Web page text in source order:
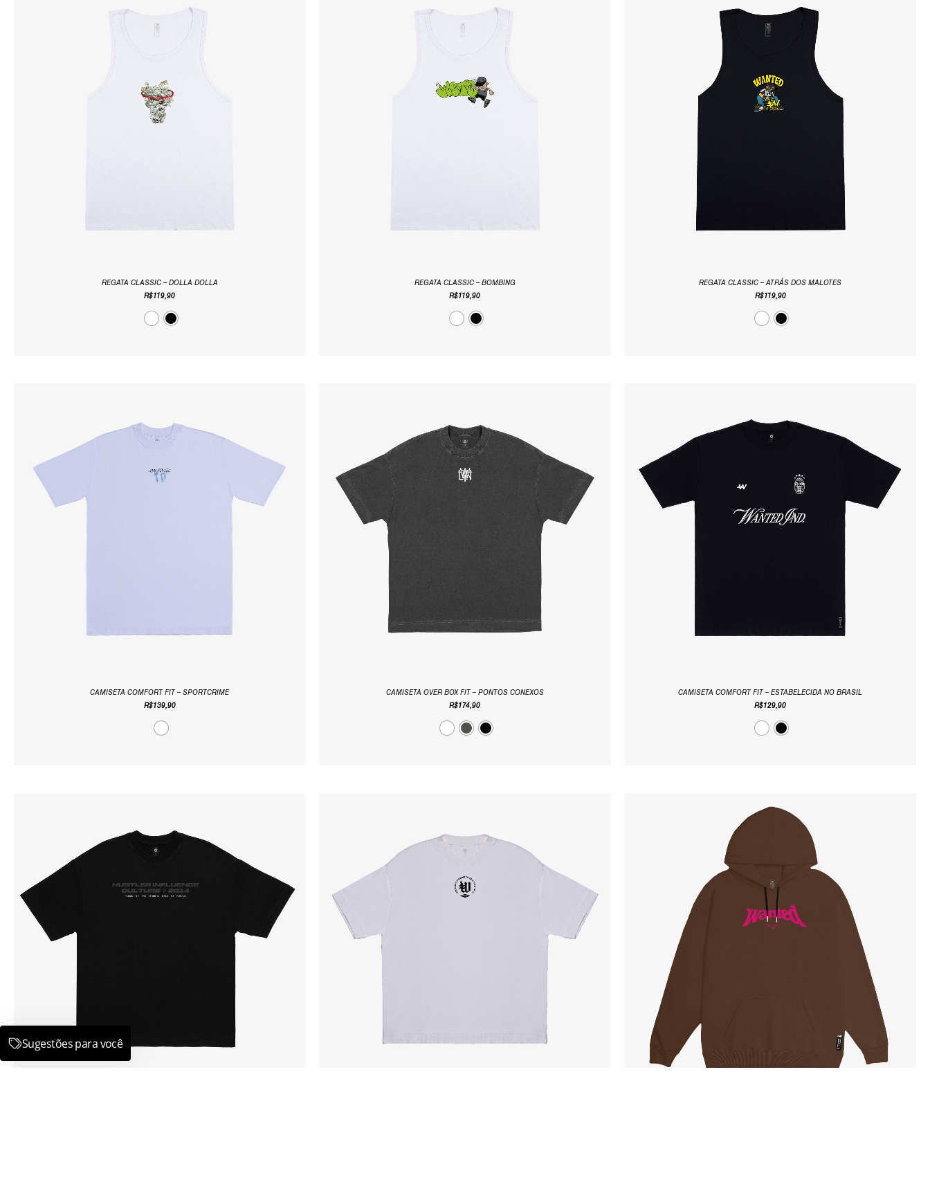
REGATA CLASSIC – DOLLA DOLLA
R$ 119,90
REGATA CLASSIC – BOMBING
R$ 119,90
REGATA CLASSIC – ATRÁS DOS MALOTES
R$119,90
CAMISETA COMFORT FIT – SPORTCRIME
R$139,90
CAMISETA OVER BOX FIT – PONTOS CONEXOS
R$ 174,90
CAMISETA COMFORT FIT – ESTABELECIDA NO BRASIL
R$ 129,90
PREÇO
ORIGINAL
É:
R$199,90.